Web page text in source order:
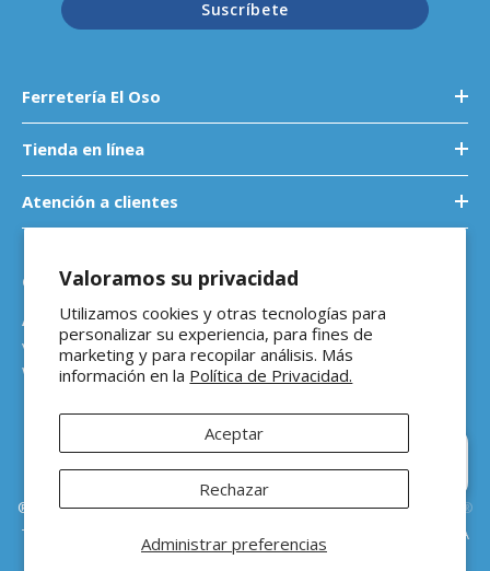
Valoramos su privacidad
Utilizamos cookies y otras tecnologías para
personalizar su experiencia, para fines de
marketing y para recopilar análisis. Más
información en la Política de Privacidad.
Administrar preferencias
Aceptar
Rechazar
Suscríbete
Ferretería El Oso
Tienda en línea
Atención a clientes
Contáctanos
Atención a empresas
ventasb2b@ferreteriaeloso.mx
WhatsApp: 464 205 4992
®Ferretería El Oso Todos los derechos reservados |Vitamina Online®
Todos los precios de venta sugeridos están en MXN ($) e incluyen IVA
Hola 👋 ¿En qué podemos
ayudarte?